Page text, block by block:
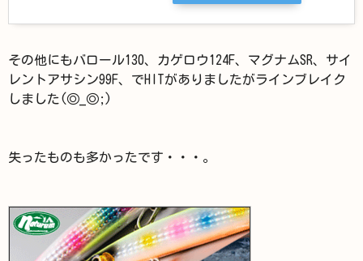
その他にもバロール130、カゲロウ124F、マグナムSR、サイ
レントアサシン99F、でHITがありましたがラインブレイク
しました(◎_◎;)
失ったものも多かったです・・・。